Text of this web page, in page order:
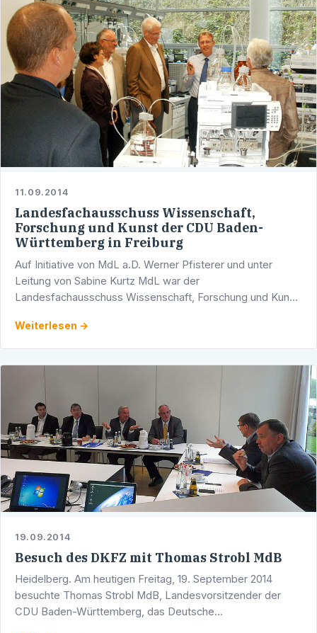
11.09.2014
Landesfachausschuss Wissenschaft,
Forschung und Kunst der CDU Baden-
Württemberg in Freiburg
Auf Initiative von MdL a.D. Werner Pfisterer und unter
Leitung von Sabine Kurtz MdL war der
Landesfachausschuss Wissenschaft, Forschung und Kunst
Zunächst wurde mit …
Weiterlesen →
19.09.2014
Besuch des DKFZ mit Thomas Strobl MdB
Heidelberg. Am heutigen Freitag, 19. September 2014
besuchte Thomas Strobl MdB, Landesvorsitzender der
CDU Baden-Württemberg, das Deutsche